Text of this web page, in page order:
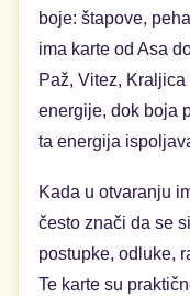
boje: štapove,
ima karte od Asa
Paž, Vitez,
energije, dok boja
ta energija
Kada u otvaranju
često znači da se
postupke, odluke,
Te karte su